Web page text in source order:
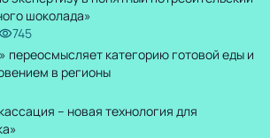
шоколада»
745
переосмысляет категорию готовой еды и
в регионы
– новая технология для